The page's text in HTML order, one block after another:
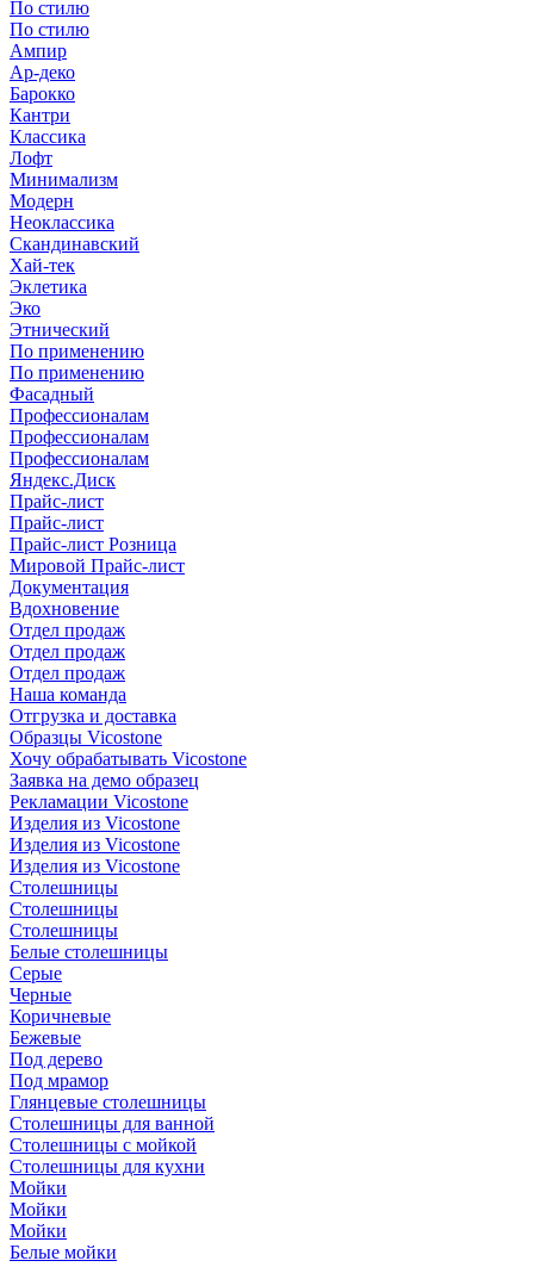
По стилю
По стилю
Ампир
Ар-деко
Барокко
Кантри
Классика
Лофт
Минимализм
Модерн
Неоклассика
Скандинавский
Хай-тек
Эклетика
Эко
Этнический
По применению
По применению
Фасадный
Профессионалам
Профессионалам
Профессионалам
Яндекс.Диск
Прайс-лист
Прайс-лист
Прайс-лист Розница
Мировой Прайс-лист
Документация
Вдохновение
Отдел продаж
Отдел продаж
Отдел продаж
Наша команда
Отгрузка и доставка
Образцы Vicostone
Хочу обрабатывать Vicostone
Заявка на демо образец
Рекламации Vicostone
Изделия из Vicostone
Изделия из Vicostone
Изделия из Vicostone
Столешницы
Столешницы
Столешницы
Белые столешницы
Серые
Черные
Коричневые
Бежевые
Под дерево
Под мрамор
Глянцевые столешницы
Столешницы для ванной
Столешницы с мойкой
Столешницы для кухни
Мойки
Мойки
Мойки
Белые мойки